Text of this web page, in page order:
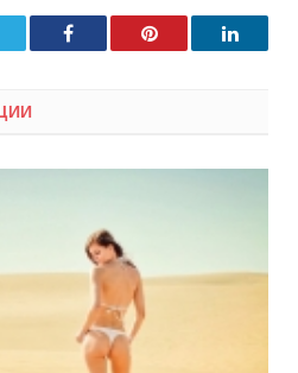
Facebook Pinterest